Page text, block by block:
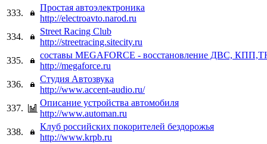
333.
Простая автоэлектроника
http://electroavto.narod.ru
334.
Street Racing Club
http://streetracing.sitecity.ru
335.
составы MEGAFORCE - восстановление ДВС,
http://megaforce.ru
336.
Студия Автозвука
http://www.accent-audio.ru/
337.
Описание устройства автомобиля
http://www.automan.ru
338.
Клуб российских покорителей бездорожья
http://www.krpb.ru